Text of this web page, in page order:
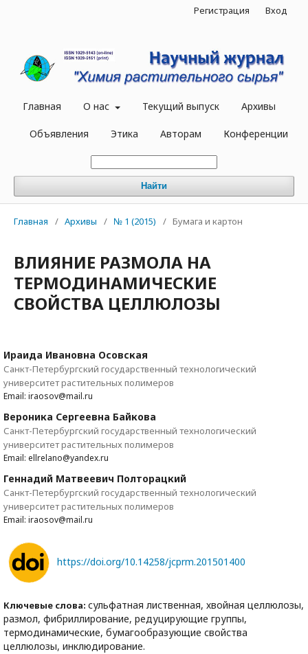
Главная О нас Текущий выпуск Архивы
Объявления Этика Авторам Конференции
Найти
Регистрация Вход
Главная / Архивы / № 1 (2015) / Бумага и картон
ВЛИЯНИЕ РАЗМОЛА НА
ТЕРМОДИНАМИЧЕСКИЕ
СВОЙСТВА ЦЕЛЛЮЛОЗЫ
Ираида Ивановна Осовская
Санкт-Петербургский государственный технологический
университет растительных полимеров
Email: iraosov@mail.ru
Вероника Сергеевна Байкова
Санкт-Петербургский государственный технологический
университет растительных полимеров
Email: ellrelano@yandex.ru
Геннадий Матвеевич Полторацкий
Санкт-Петербургский государственный технологический
университет растительных полимеров
Email: iraosov@mail.ru
https://doi.org/10.14258/jcprm.201501400
Ключевые слова: сульфатная лиственная, хвойная целлюлозы,
размол, фибриллирование, редуцирующие группы,
термодинамические, бумагообразующие свойства
целлюлозы, инклюдирование.